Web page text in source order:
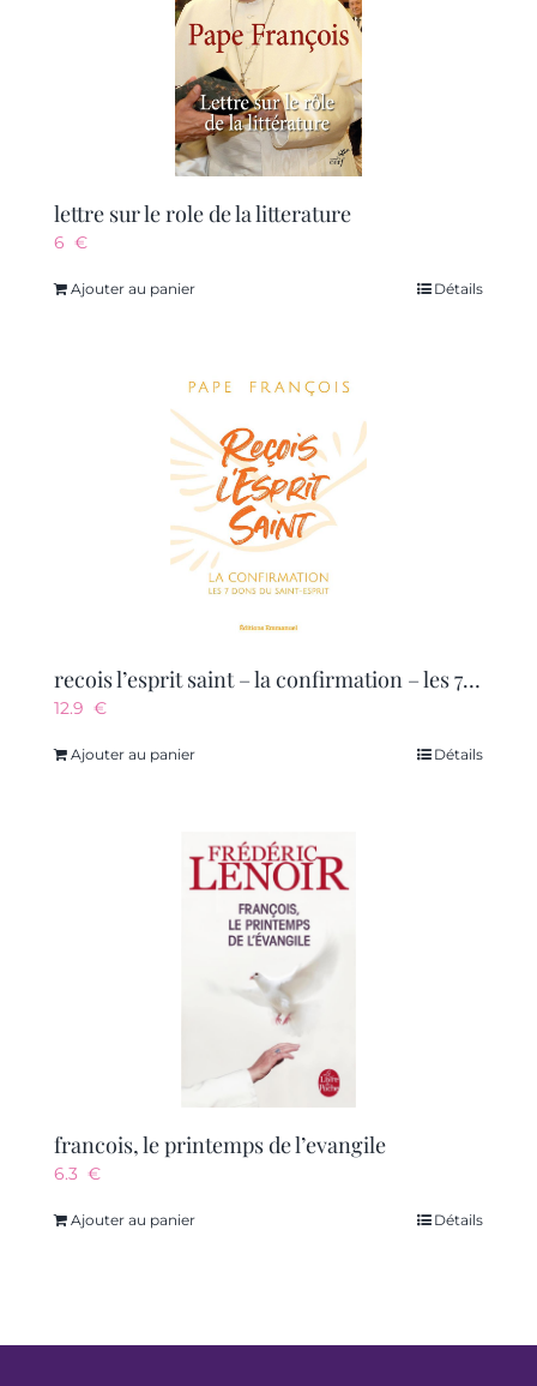
lettre sur le role de la litterature
6 €
Ajouter au panier Détails
recois l’esprit saint – la confirmation – les 7 dons du saint-esprit
12.9 €
Ajouter au panier Détails
francois, le printemps de l’evangile
6.3 €
Ajouter au panier Détails